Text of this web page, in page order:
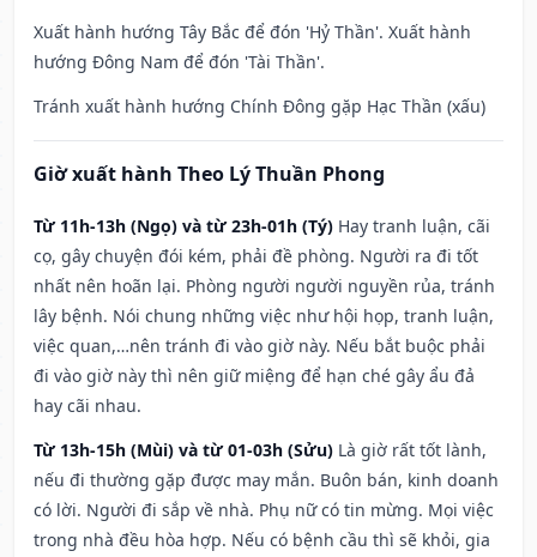
Xuất hành hướng Tây Bắc để đón 'Hỷ Thần'. Xuất hành
hướng Đông Nam để đón 'Tài Thần'.
Tránh xuất hành hướng Chính Đông gặp Hạc Thần (xấu)
Giờ xuất hành Theo Lý Thuần Phong
Từ 11h-13h (Ngọ) và từ 23h-01h (Tý) Hay tranh luận, cãi
cọ, gây chuyện đói kém, phải đề phòng. Người ra đi tốt
nhất nên hoãn lại. Phòng người người nguyền rủa, tránh
lây bệnh. Nói chung những việc như hội họp, tranh luận,
việc quan,…nên tránh đi vào giờ này. Nếu bắt buộc phải
đi vào giờ này thì nên giữ miệng để hạn ché gây ẩu đả
hay cãi nhau.
Từ 13h-15h (Mùi) và từ 01-03h (Sửu) Là giờ rất tốt lành,
nếu đi thường gặp được may mắn. Buôn bán, kinh doanh
có lời. Người đi sắp về nhà. Phụ nữ có tin mừng. Mọi việc
trong nhà đều hòa hợp. Nếu có bệnh cầu thì sẽ khỏi, gia